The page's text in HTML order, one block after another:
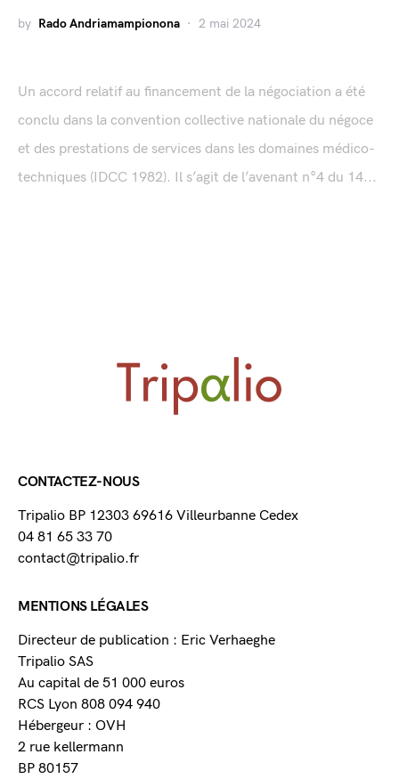
by Rado Andriamampionona 2 mai 2024
Un accord relatif au financement de la négociation a été
conclu dans la convention collective nationale du négoce
et des prestations de services dans les domaines médico-
techniques (IDCC 1982). Il s’agit de l’avenant n°4 du 14...
CONTACTEZ-NOUS
Tripalio BP 12303 69616 Villeurbanne Cedex
04 81 65 33 70
contact@tripalio.fr
MENTIONS LÉGALES
Directeur de publication : Eric Verhaeghe
Tripalio SAS
Au capital de 51 000 euros
RCS Lyon 808 094 940
Hébergeur : OVH
2 rue kellermann
BP 80157